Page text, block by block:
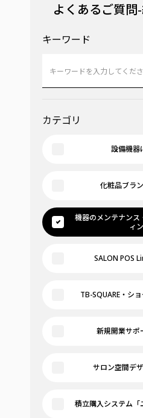
よくあるご質問
キーワード
カテゴリ
設備機器
化粧品ブラ
機器のメンテナンス
ィ
SALON POS
TB-SQUARE・シ
新規開業サポ
サロン空間デ
積立購入システム「